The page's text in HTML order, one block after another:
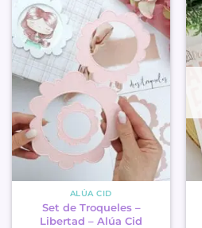
ALÚA CID
Set de Troqueles –
Libertad – Alúa Cid